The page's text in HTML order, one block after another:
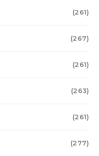
(261)
(267)
(261)
(263)
(261)
(277)